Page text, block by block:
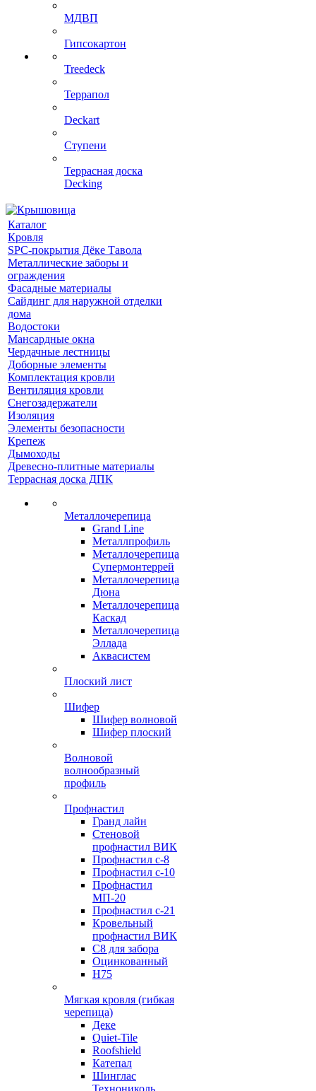
МДВП
Гипсокартон
Treedeck
Террапол
Deckart
Ступени
Террасная доска
Decking
Каталог
Кровля
SPC-покрытия Дёке Тавола
Металлические заборы и
ограждения
Фасадные материалы
Сайдинг для наружной отделки
дома
Водостоки
Мансардные окна
Чердачные лестницы
Доборные элементы
Комплектация кровли
Вентиляция кровли
Снегозадержатели
Изоляция
Элементы безопасности
Крепеж
Дымоходы
Древесно-плитные материалы
Террасная доска ДПК
Металлочерепица
Grand Line
Металлпрофиль
Металлочерепица
Супермонтеррей
Металлочерепица
Дюна
Металлочерепица
Каскад
Металлочерепица
Эллада
Аквасистем
Плоский лист
Шифер
Шифер волновой
Шифер плоский
Волновой
волнообразный
профиль
Профнастил
Гранд лайн
Стеновой
профнастил ВИК
Профнастил с-8
Профнастил с-10
Профнастил
МП-20
Профнастил с-21
Кровельный
профнастил ВИК
С8 для забора
Оцинкованный
Н75
Мягкая кровля (гибкая
черепица)
Деке
Quiet-Tile
Roofshield
Катепал
Шинглас
Технониколь